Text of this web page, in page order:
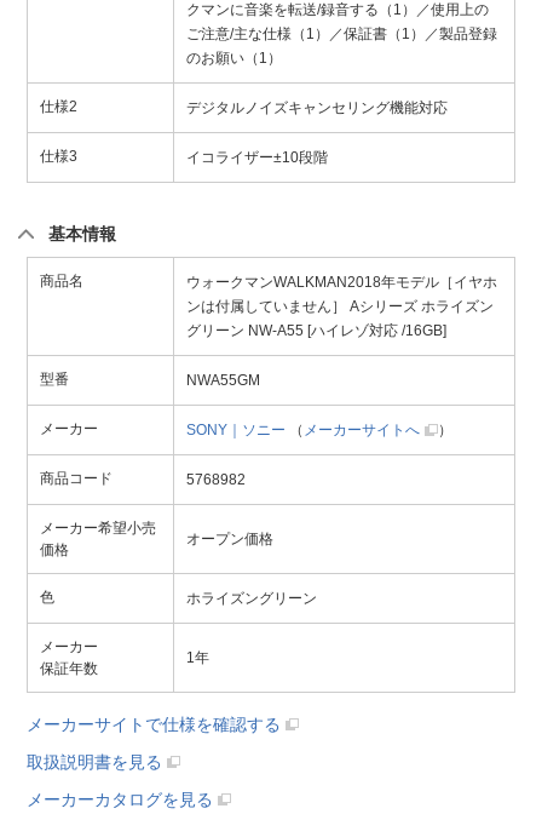
クマンに音楽を転送/録音する（1）／使用上の
ご注意/主な仕様（1）／保証書（1）／製品登録
のお願い（1）
仕様2 デジタルノイズキャンセリング機能対応
仕様3 イコライザー±10段階
基本情報
商品名
ウォークマンWALKMAN2018年モデル［イヤホ
ンは付属していません］ Aシリーズ ホライズン
グリーン NW-A55 [ハイレゾ対応 /16GB]
型番 NWA55GM
メーカー SONY｜ソニー （ メーカーサイトへ ）
商品コード 5768982
メーカー希望小売
価格
オープン価格
色 ホライズングリーン
メーカー
保証年数
1年
メーカーサイトで仕様を確認する
取扱説明書を見る
メーカーカタログを見る